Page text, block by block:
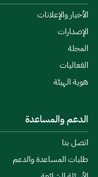
الأخبار والإعلانات
الإصدارات
المجلة
الفعاليات
هوية الهيئة
الدعم والمساعدة
اتصل بنا
طلبات المساعدة والدعم